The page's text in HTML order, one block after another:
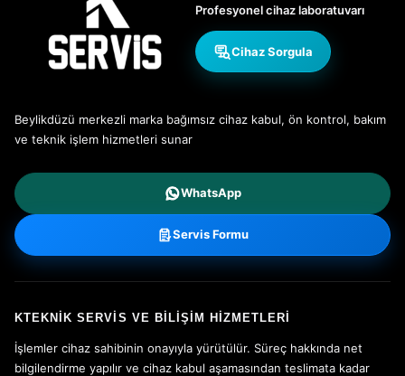
Profesyonel cihaz laboratuvarı
Cihaz Sorgula
Beylikdüzü merkezli marka bağımsız cihaz kabul, ön kontrol, bakım
ve teknik işlem hizmetleri sunar
WhatsApp
Servis Formu
KTEKNIK SERVIS VE BILIŞIM HIZMETLERI
İşlemler cihaz sahibinin onayıyla yürütülür. Süreç hakkında net
bilgilendirme yapılır ve cihaz kabul aşamasından teslimata kadar